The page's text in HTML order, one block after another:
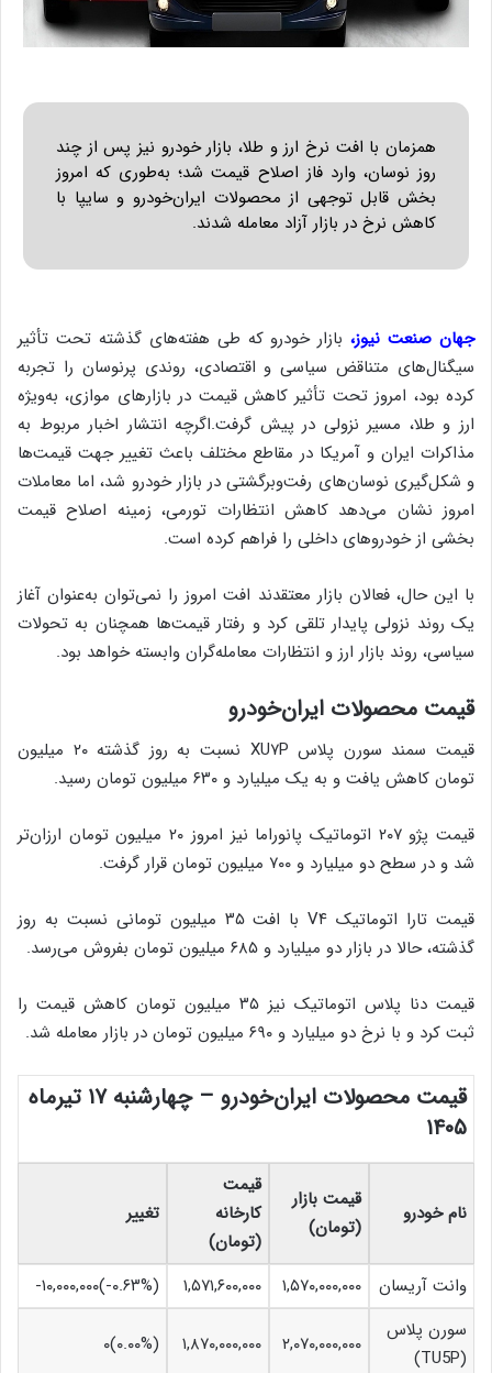
همزمان با افت نرخ ارز و طلا، بازار خودرو نیز پس از چند
روز نوسان، وارد فاز اصلاح قیمت شد؛ به‌طوری که امروز
بخش قابل توجهی از محصولات ایران‌خودرو و سایپا با
کاهش نرخ در بازار آزاد معامله شدند.
جهان صنعت نیوز،بازار خودرو که طی هفته‌های گذشته تحت تأثیر
سیگنال‌های متناقض سیاسی و اقتصادی، روندی پرنوسان را تجربه
کرده بود، امروز تحت تأثیر کاهش قیمت در بازارهای موازی، به‌ویژه
ارز و طلا، مسیر نزولی در پیش گرفت.اگرچه انتشار اخبار مربوط به
مذاکرات ایران و آمریکا در مقاطع مختلف باعث تغییر جهت قیمت‌ها
و شکل‌گیری نوسان‌های رفت‌وبرگشتی در بازار خودرو شد، اما معاملات
امروز نشان می‌دهد کاهش انتظارات تورمی، زمینه اصلاح قیمت
بخشی از خودروهای داخلی را فراهم کرده است.
با این حال، فعالان بازار معتقدند افت امروز را نمی‌توان به‌عنوان آغاز
یک روند نزولی پایدار تلقی کرد و رفتار قیمت‌ها همچنان به تحولات
سیاسی، روند بازار ارز و انتظارات معامله‌گران وابسته خواهد بود.
قیمت محصولات ایران‌خودرو
قیمت سمند سورن پلاس XU۷P نسبت به روز گذشته ۲۰ میلیون
تومان کاهش یافت و به یک میلیارد و ۶۳۰ میلیون تومان رسید.
قیمت پژو ۲۰۷ اتوماتیک پانوراما نیز امروز ۲۰ میلیون تومان ارزان‌تر
شد و در سطح دو میلیارد و ۷۰۰ میلیون تومان قرار گرفت.
قیمت تارا اتوماتیک V۴ با افت ۳۵ میلیون تومانی نسبت به روز
گذشته، حالا در بازار دو میلیارد و ۶۸۵ میلیون تومان بفروش می‌رسد.
قیمت دنا پلاس اتوماتیک نیز ۳۵ میلیون تومان کاهش قیمت را
ثبت کرد و با نرخ دو میلیارد و ۶۹۰ میلیون تومان در بازار معامله شد.
قیمت محصولات ایران‌خودرو – چهارشنبه ۱۷ تیرماه
۱۴۰۵
نام خودرو
قیمت بازار
(تومان)
قیمت
کارخانه
(تومان)
تغییر
وانت آریسان ۱,۵۷۰,۰۰۰,۰۰۰ ۱,۵۷۱,۶۰۰,۰۰۰
(‎-۰.۶۳%‏)‎-۱۰,۰۰۰,۰۰۰‏
سورن پلاس
(TU5P)
۲,۰۷۰,۰۰۰,۰۰۰ ۱,۸۷۰,۰۰۰,۰۰۰ (۰.۰۰%)۰